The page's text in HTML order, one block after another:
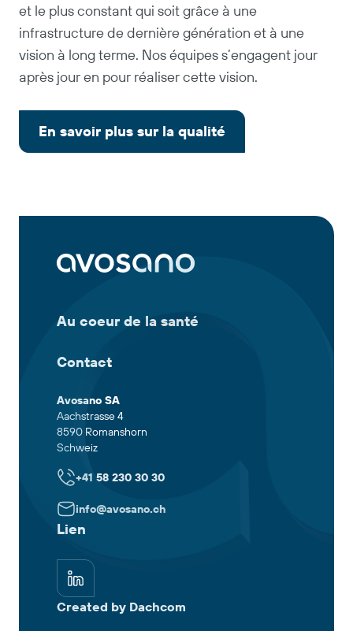
et le plus constant qui soit grâce à une
infrastructure de dernière génération et à une
vision à long terme. Nos équipes s’engagent jour
après jour en pour réaliser cette vision.
En savoir plus sur la qualité
Au coeur de la santé
Contact
Avosano SA
Aachstrasse 4
8590 Romanshorn
Schweiz
+41 58 230 30 30
info@avosano.ch
Lien
Created by Dachcom